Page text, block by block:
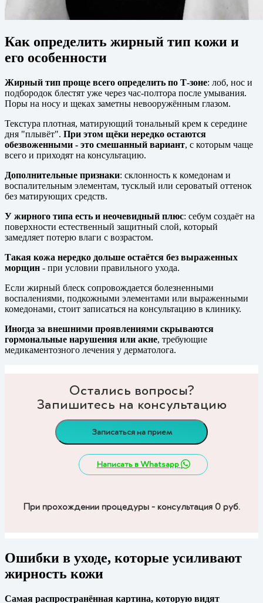
Как определить жирный тип кожи и
его особенности
Жирный тип проще всего определить по Т-зоне: лоб, нос и
подбородок блестят уже через час-полтора после умывания.
Поры на носу и щеках заметны невооружённым глазом.
Текстура плотная, матирующий тональный крем к середине
дня "плывёт". При этом щёки нередко остаются
обезвоженными - это смешанный вариант, с которым чаще
всего и приходят на консультацию.
Дополнительные признаки: склонность к комедонам и
воспалительным элементам, тусклый или сероватый оттенок
без матирующих средств.
У жирного типа есть и неочевидный плюс: себум создаёт на
поверхности естественный защитный слой, который
замедляет потерю влаги с возрастом.
Такая кожа нередко дольше остаётся без выраженных
морщин - при условии правильного ухода.
Если жирный блеск сопровождается болезненными
воспалениями, подкожными элементами или выраженными
комедонами, стоит записаться на консультацию в клинику.
Иногда за внешними проявлениями скрываются
гормональные нарушения или акне, требующие
медикаментозного лечения у дерматолога.
Остались вопросы?
Запишитесь на консультацию
Записаться на прием
Написать в Whatsapp
При прохождении процедуры - консультация 0 руб.
Ошибки в уходе, которые усиливают
жирность кожи
Самая распространённая картина, которую видят